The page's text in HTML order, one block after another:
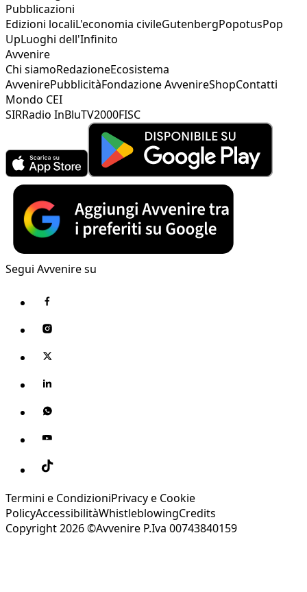
Pubblicazioni
Edizioni localiL'economia civileGutenbergPopotusPop
UpLuoghi dell'Infinito
Avvenire
Chi siamoRedazioneEcosistema
AvvenirePubblicitàFondazione AvvenireShopContatti
Mondo CEI
SIRRadio InBluTV2000FISC
Segui Avvenire su
Termini e CondizioniPrivacy e Cookie
PolicyAccessibilitàWhistleblowingCredits
Copyright 2026 ©Avvenire P.Iva 00743840159